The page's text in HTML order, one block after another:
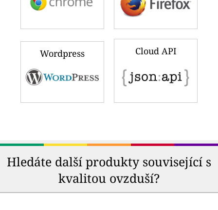
Wordpress Cloud API
Hledáte další produkty související s
kvalitou ovzduší?